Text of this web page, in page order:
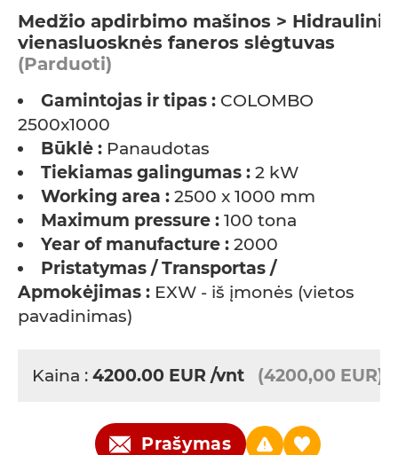
Medžio apdirbimo mašinos > Hidraulinis
vienasluosknės faneros slėgtuvas
(Parduoti)
Gamintojas ir tipas : COLOMBO
2500x1000
Būklė : Panaudotas
Tiekiamas galingumas : 2 kW
Working area : 2500 x 1000 mm
Maximum pressure : 100 tona
Year of manufacture : 2000
Pristatymas / Transportas /
Apmokėjimas : EXW - iš įmonės (vietos
pavadinimas)
Kaina : 4200.00 EUR /vnt (4200,00 EUR)
Prašymas